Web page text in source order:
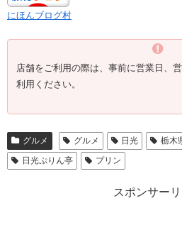
にほんブログ村
店舗をご利用の際は、事前に営業日、
利用ください。
グルメ グルメ 日光 栃木
日光ぷりん亭
プリン
スポンサー